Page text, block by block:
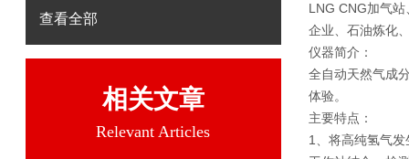
查看全部
相关文章
Relevant Articles
LNG CNG加气
企业、石油炼化
仪器简介：
全自动天然气成
体验。
主要特点：
1、将高纯氢气